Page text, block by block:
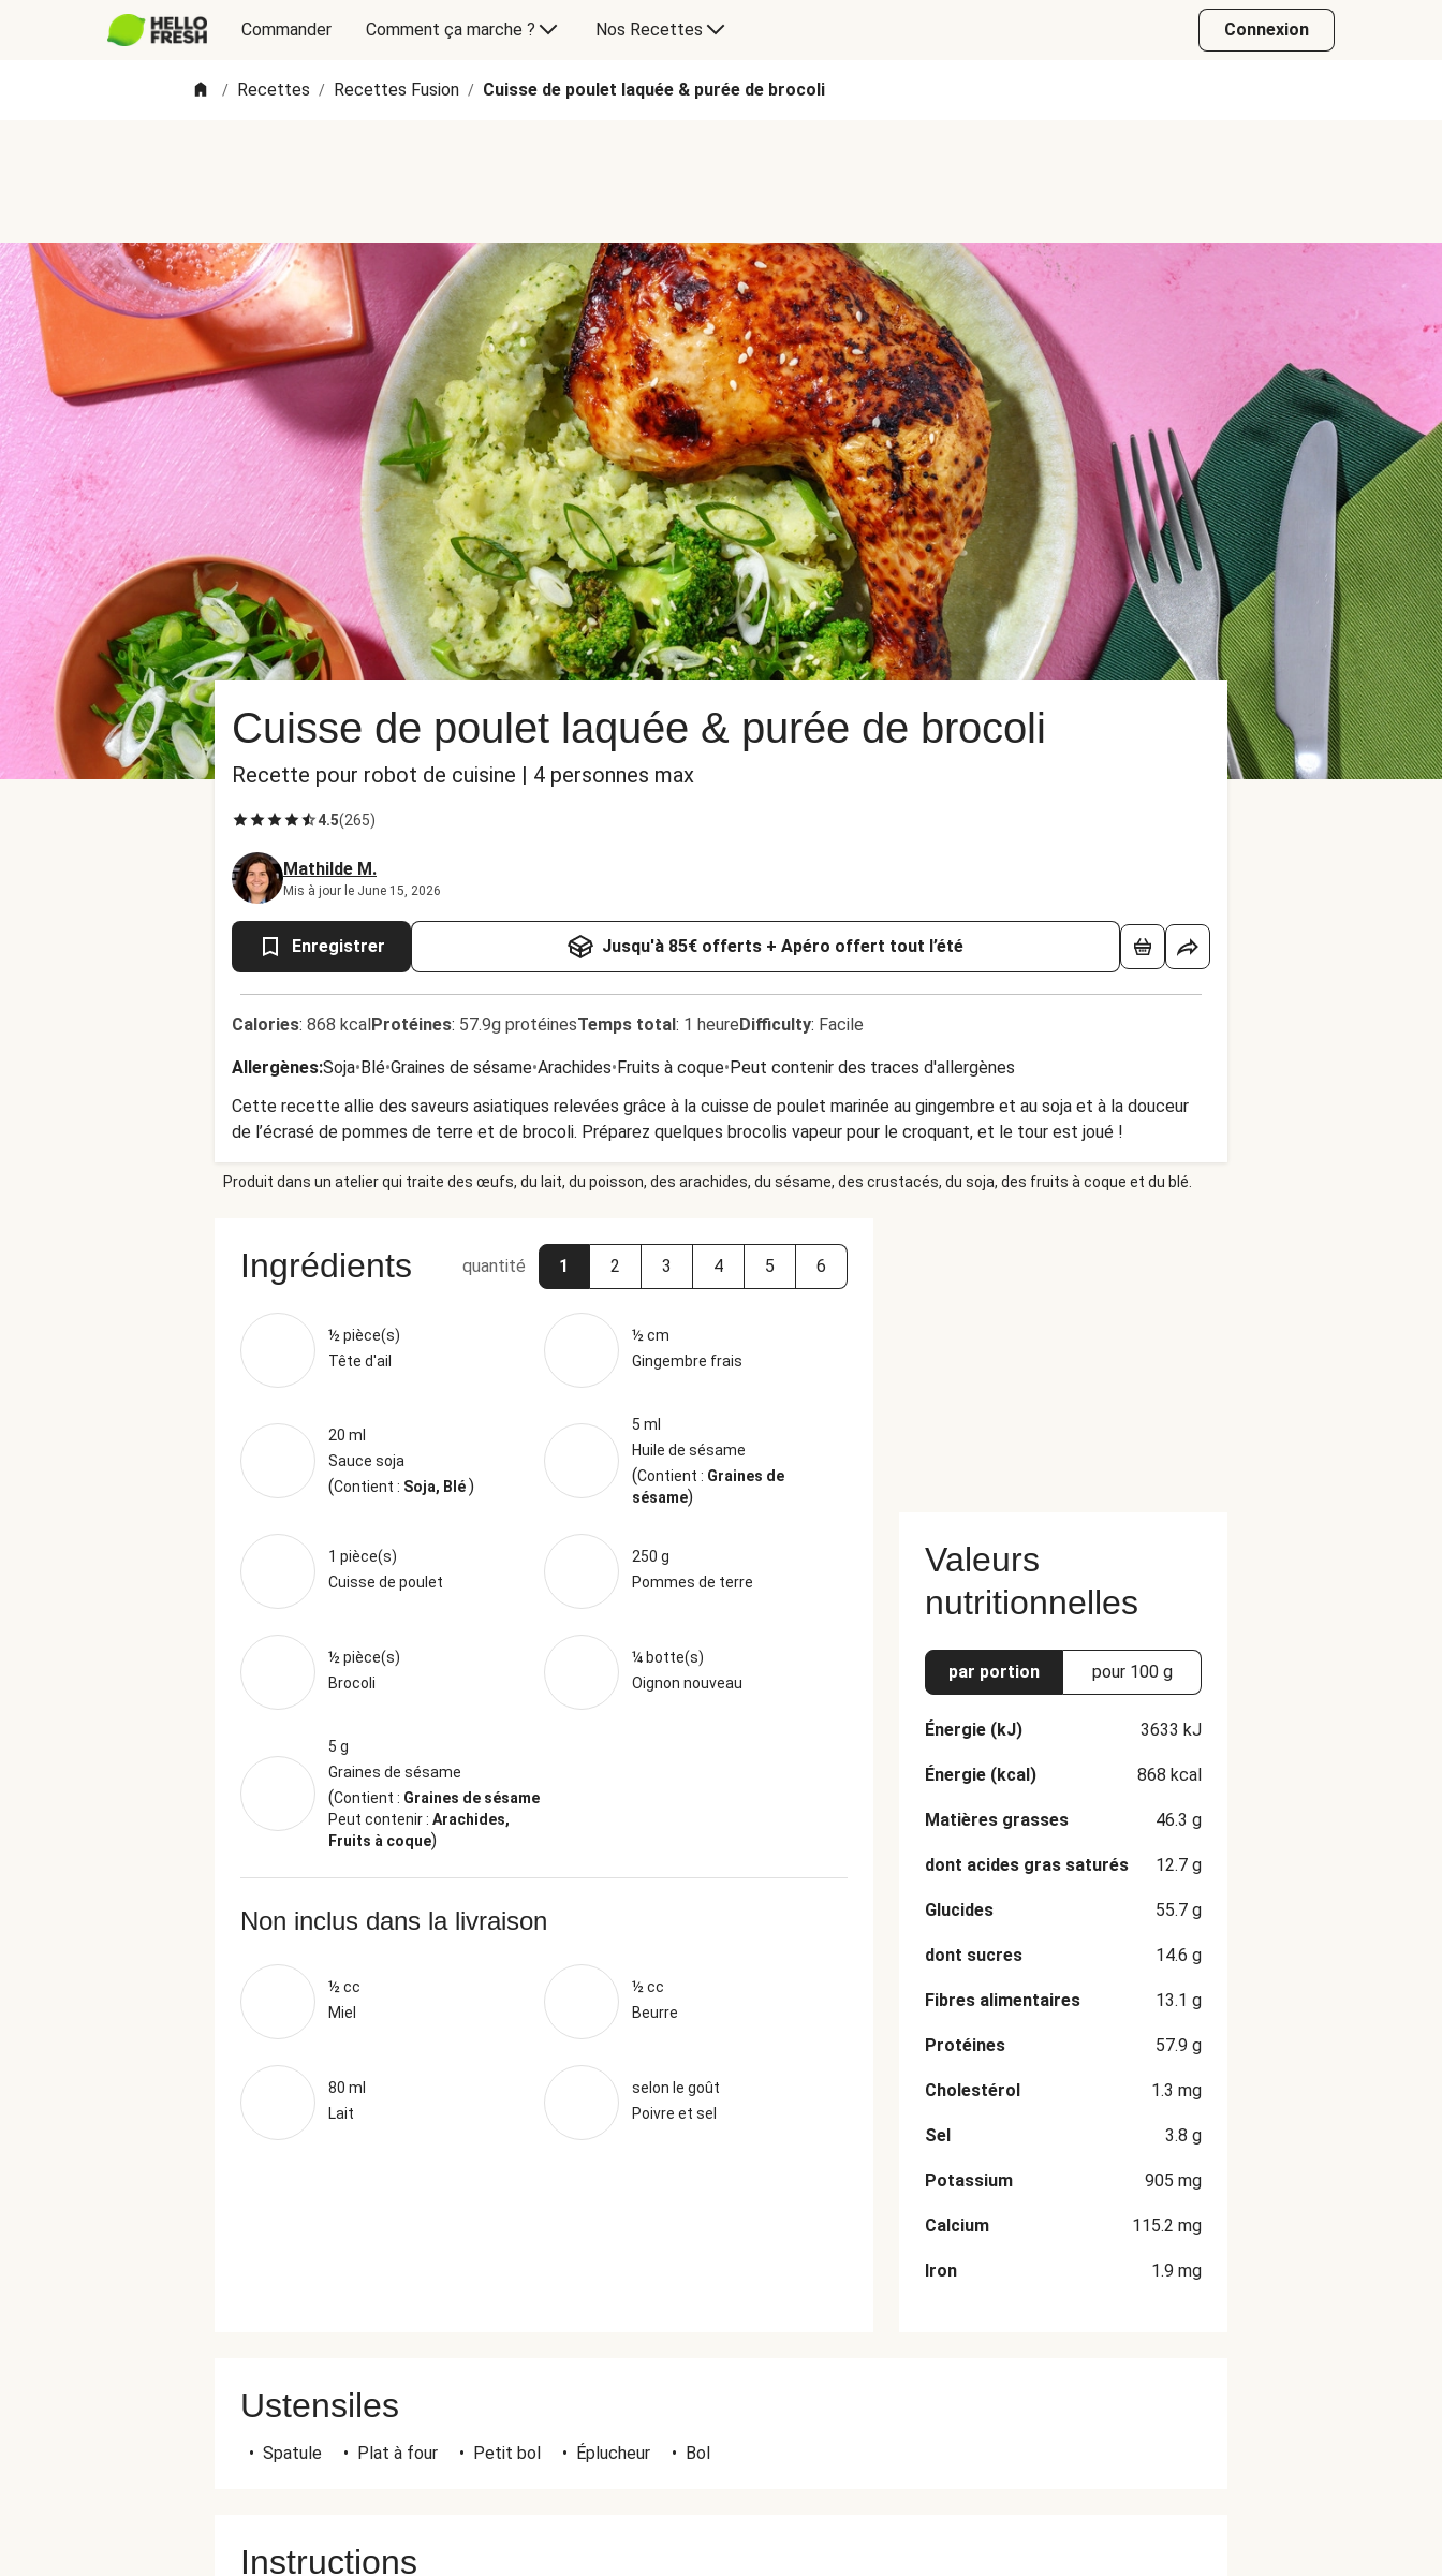
Commander Comment ça marche ? Nos Recettes Connexion
/ Recettes / Recettes Fusion / Cuisse de poulet laquée & purée de brocoli
Cuisse de poulet laquée & purée de brocoli
Recette pour robot de cuisine | 4 personnes max
4.5(265)
Mathilde M.
Mis à jour le June 15, 2026
Enregistrer Jusqu'à 85€ offerts + Apéro offert tout l’été
Calories: 868 kcalProtéines: 57.9g protéinesTemps total: 1 heureDifficulty: Facile
Allergènes:Soja•Blé•Graines de sésame•Arachides•Fruits à coque•Peut contenir des traces d'allergènes
Cette recette allie des saveurs asiatiques relevées grâce à la cuisse de poulet marinée au gingembre et au soja et à la douceur
de l’écrasé de pommes de terre et de brocoli. Préparez quelques brocolis vapeur pour le croquant, et le tour est joué !
Produit dans un atelier qui traite des œufs, du lait, du poisson, des arachides, du sésame, des crustacés, du soja, des fruits à coque et du blé.
Ingrédients quantité 1 2 3 4 5 6
½ pièce(s)
Tête d'ail
½ cm
Gingembre frais
20 ml
Sauce soja
(Contient : Soja, Blé)
5 ml
Huile de sésame
(Contient : Graines de
sésame)
1 pièce(s)
Cuisse de poulet
250 g
Pommes de terre
½ pièce(s)
Brocoli
¼ botte(s)
Oignon nouveau
5 g
Graines de sésame
(Contient : Graines de sésame
Peut contenir : Arachides,
Fruits à coque)
Non inclus dans la livraison
½ cc
Miel
½ cc
Beurre
80 ml
Lait
selon le goût
Poivre et sel
Valeurs
nutritionnelles
par portion pour 100 g
Énergie (kJ) 3633 kJ
Énergie (kcal) 868 kcal
Matières grasses 46.3 g
dont acides gras saturés 12.7 g
Glucides 55.7 g
dont sucres 14.6 g
Fibres alimentaires 13.1 g
Protéines 57.9 g
Cholestérol 1.3 mg
Sel 3.8 g
Potassium 905 mg
Calcium 115.2 mg
Iron 1.9 mg
Ustensiles
• Spatule • Plat à four • Petit bol • Éplucheur • Bol
Instructions